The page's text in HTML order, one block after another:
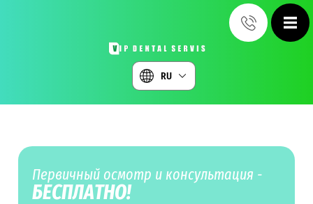
RU
Первичный осмотр и консультация -
БЕСПЛАТНО!